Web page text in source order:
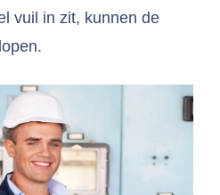
vuil in zit, kunnen de